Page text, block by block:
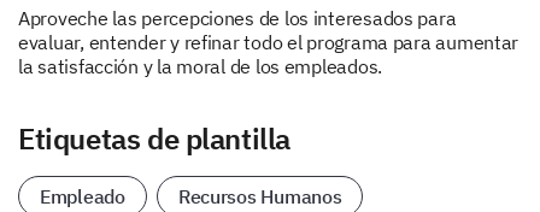
Aproveche las percepciones de los interesados para
evaluar, entender y refinar todo el programa para aumentar
la satisfacción y la moral de los empleados.
Etiquetas de plantilla
Empleado Recursos Humanos